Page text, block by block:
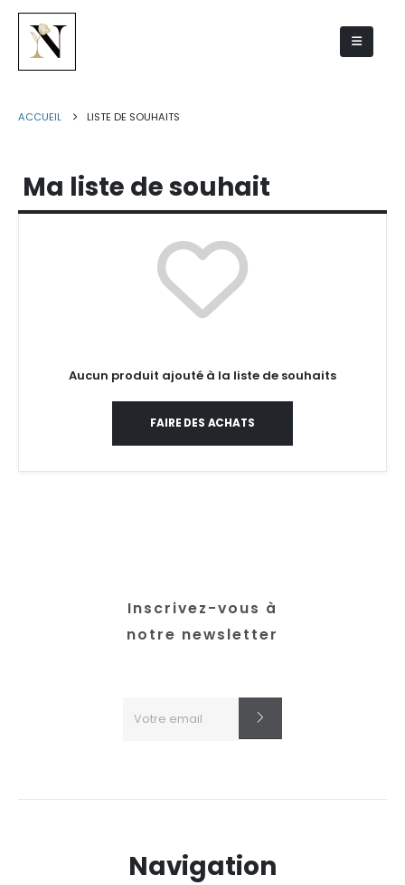
ACCUEIL LISTE DE SOUHAITS
Ma liste de souhait
Aucun produit ajouté à la liste de souhaits
FAIRE DES ACHATS
Inscrivez-vous à
notre newsletter
Navigation